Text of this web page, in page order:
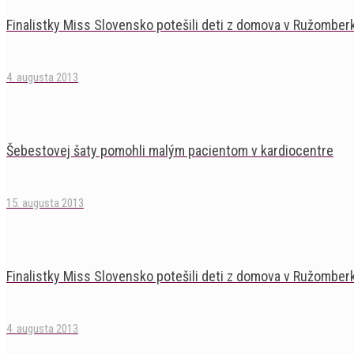
Finalistky Miss Slovensko potešili deti z domova v
4. augusta 2013
Šebestovej šaty pomohli malým pacientom v kardiocentre
15. augusta 2013
Finalistky Miss Slovensko potešili deti z domova v
4. augusta 2013